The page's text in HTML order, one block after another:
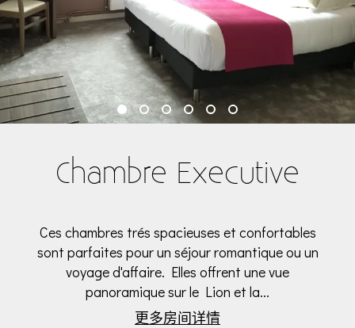
Chambre Executive
Ces chambres trés spacieuses et confortables
sont parfaites pour un séjour romantique ou un
voyage d'affaire. Elles offrent une vue
panoramique sur le Lion et la...
更多房间详情